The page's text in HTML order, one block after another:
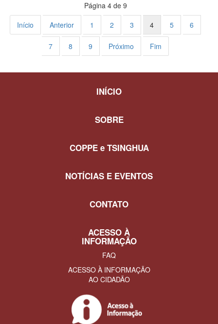
Página 4 de 9
Início
Anterior 1 2 3 4 5 6
7 8 9 Próximo Fim
INÍCIO
SOBRE
COPPE e TSINGHUA
NOTÍCIAS E EVENTOS
CONTATO
ACESSO À
INFORMAÇÃO
FAQ
ACESSO À INFORMAÇÃO
AO CIDADÃO